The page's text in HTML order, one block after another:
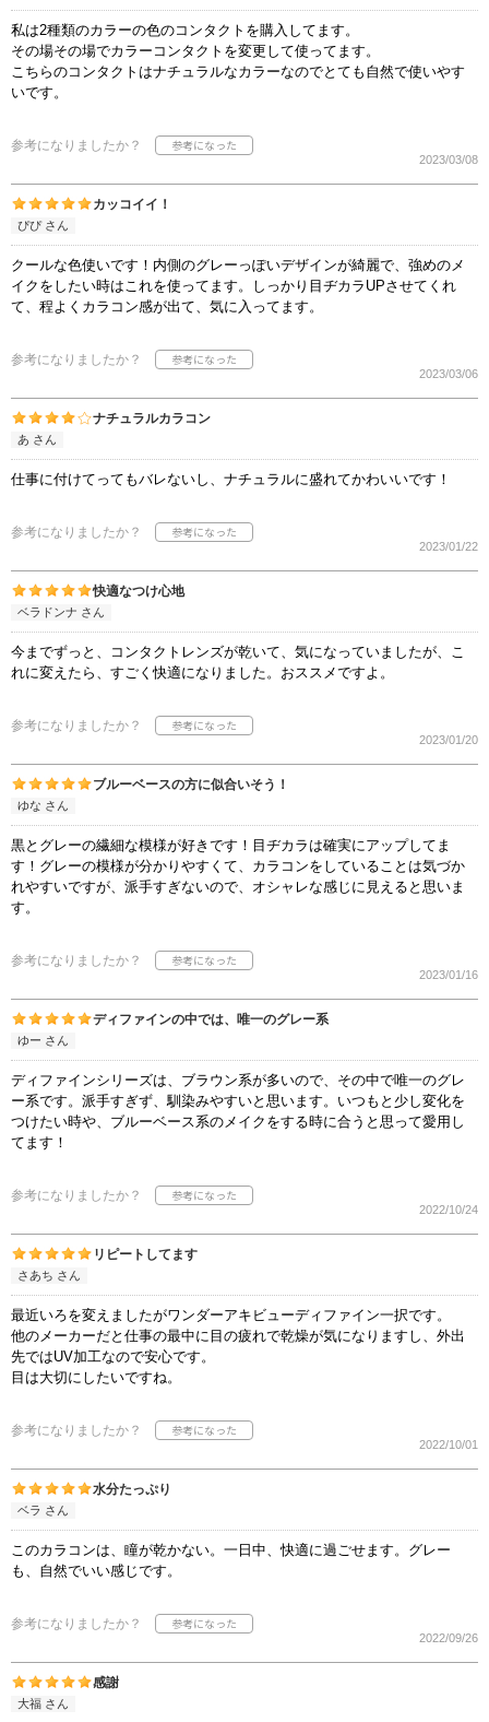
私は2種類のカラーの色のコンタクトを購入してます。
その場その場でカラーコンタクトを変更して使ってます。
こちらのコンタクトはナチュラルなカラーなのでとても自然で使いやす
いです。
参考になりましたか？
2023/03/08
カッコイイ！
ぴぴ さん
クールな色使いです！内側のグレーっぽいデザインが綺麗で、強めのメ
イクをしたい時はこれを使ってます。しっかり目ヂカラUPさせてくれ
て、程よくカラコン感が出て、気に入ってます。
参考になりましたか？
2023/03/06
ナチュラルカラコン
あ さん
仕事に付けてってもバレないし、ナチュラルに盛れてかわいいです！
参考になりましたか？
2023/01/22
快適なつけ心地
ベラドンナ さん
今までずっと、コンタクトレンズが乾いて、気になっていましたが、こ
れに変えたら、すごく快適になりました。おススメですよ。
参考になりましたか？
2023/01/20
ブルーベースの方に似合いそう！
ゆな さん
黒とグレーの繊細な模様が好きです！目ヂカラは確実にアップしてま
す！グレーの模様が分かりやすくて、カラコンをしていることは気づか
れやすいですが、派手すぎないので、オシャレな感じに見えると思いま
す。
参考になりましたか？
2023/01/16
ディファインの中では、唯一のグレー系
ゆー さん
ディファインシリーズは、ブラウン系が多いので、その中で唯一のグレ
ー系です。派手すぎず、馴染みやすいと思います。いつもと少し変化を
つけたい時や、ブルーベース系のメイクをする時に合うと思って愛用し
てます！
参考になりましたか？
2022/10/24
リピートしてます
さあち さん
最近いろを変えましたがワンダーアキビューディファイン一択です。
他のメーカーだと仕事の最中に目の疲れで乾燥が気になりますし、外出
先ではUV加工なので安心です。
目は大切にしたいですね。
参考になりましたか？
2022/10/01
水分たっぷり
ベラ さん
このカラコンは、瞳が乾かない。一日中、快適に過ごせます。グレー
も、自然でいい感じです。
参考になりましたか？
2022/09/26
感謝
大福 さん